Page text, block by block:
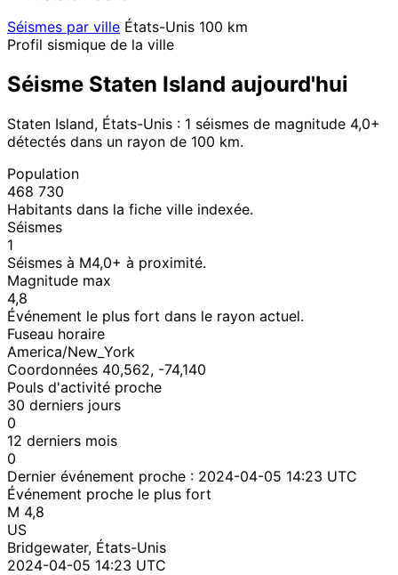
Séismes par ville États-Unis 100 km
Profil sismique de la ville
Séisme Staten Island aujourd'hui
Staten Island, États-Unis : 1 séismes de magnitude 4,0+
détectés dans un rayon de 100 km.
Population
468 730
Habitants dans la fiche ville indexée.
Séismes
1
Séismes à M4,0+ à proximité.
Magnitude max
4,8
Événement le plus fort dans le rayon actuel.
Fuseau horaire
America/New_York
Coordonnées 40,562, -74,140
Pouls d'activité proche
30 derniers jours
0
12 derniers mois
0
Dernier événement proche : 2024-04-05 14:23 UTC
Événement proche le plus fort
M 4,8
US
Bridgewater, États-Unis
2024-04-05 14:23 UTC